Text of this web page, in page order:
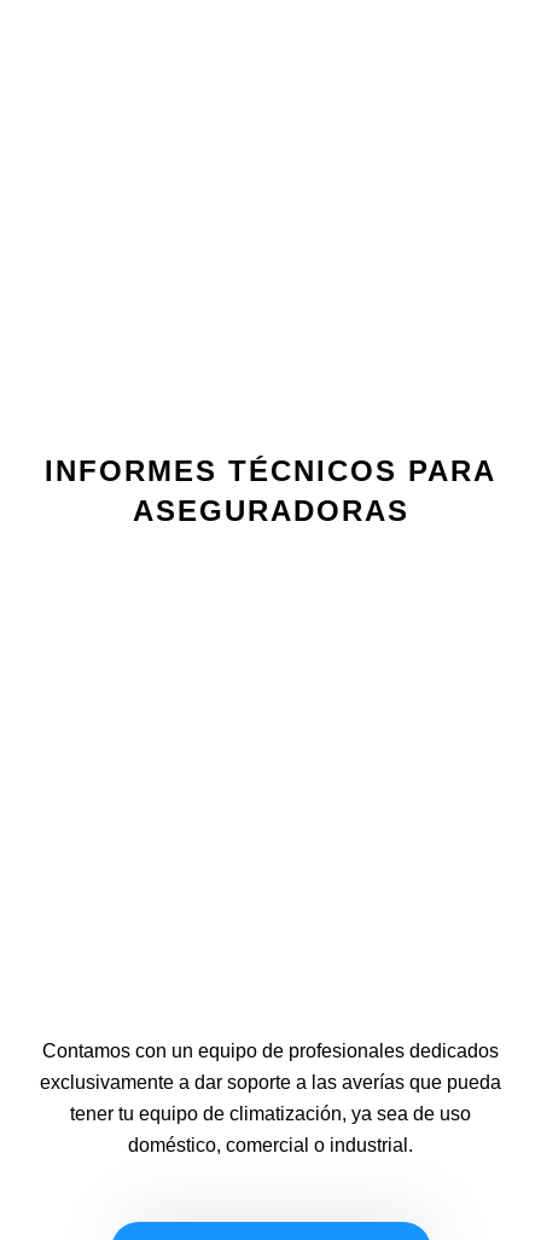
INFORMES TÉCNICOS PARA
ASEGURADORAS
Contamos con un equipo de profesionales dedicados
exclusivamente a dar soporte a las averías que pueda
tener tu equipo de climatización, ya sea de uso
doméstico, comercial o industrial.